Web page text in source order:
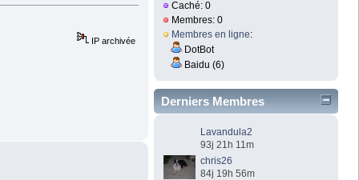
IP archivée
Caché: 0
Membres: 0
Membres en ligne:
DotBot
Baidu (6)
Derniers Membres
Lavandula2
93j 21h 11m
chris26
84j 19h 56m